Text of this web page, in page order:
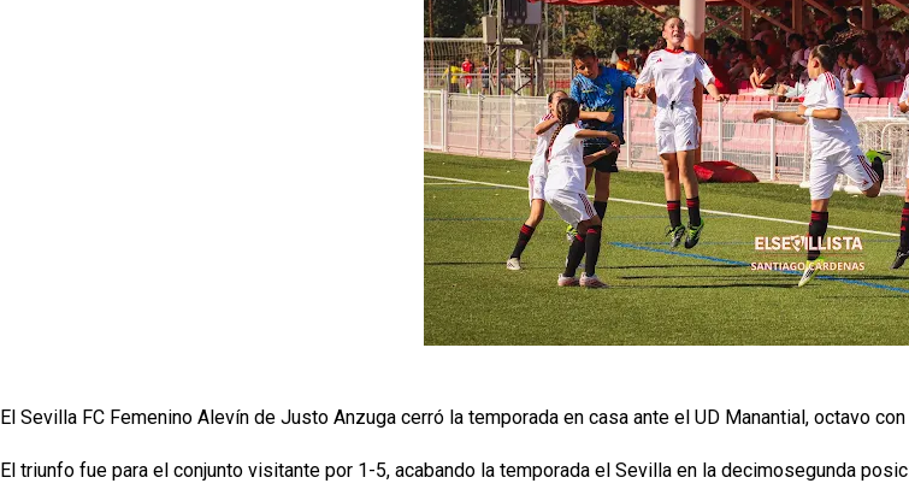
El Sevilla FC Femenino Alevín de Justo Anzuga cerró la temporada en casa ante el UD Manantial, octavo
El triunfo fue para el conjunto visitante por 1-5, acabando la temporada el Sevilla en la decimosegunda